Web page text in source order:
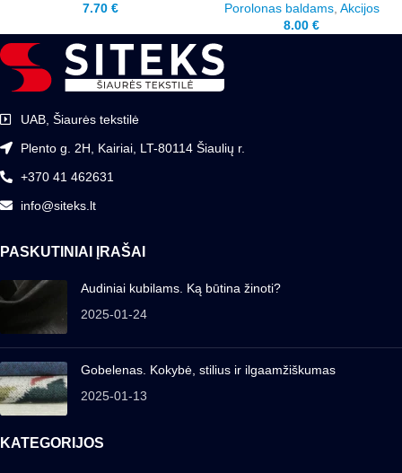
7.70 €
Porolonas baldams, Akcijos
8.00 €
UAB, Šiaurės tekstilė
Plento g. 2H, Kairiai, LT-80114 Šiaulių r.
+370 41 462631
info@siteks.lt
PASKUTINIAI ĮRAŠAI
Audiniai kubilams. Ką būtina žinoti?
2025-01-24
Gobelenas. Kokybė, stilius ir ilgaamžiškumas
2025-01-13
KATEGORIJOS